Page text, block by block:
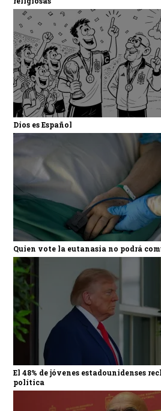
Dios es Español
Quien vote la eutanasia no podrá
El 48% de jóvenes estadounidenses
política